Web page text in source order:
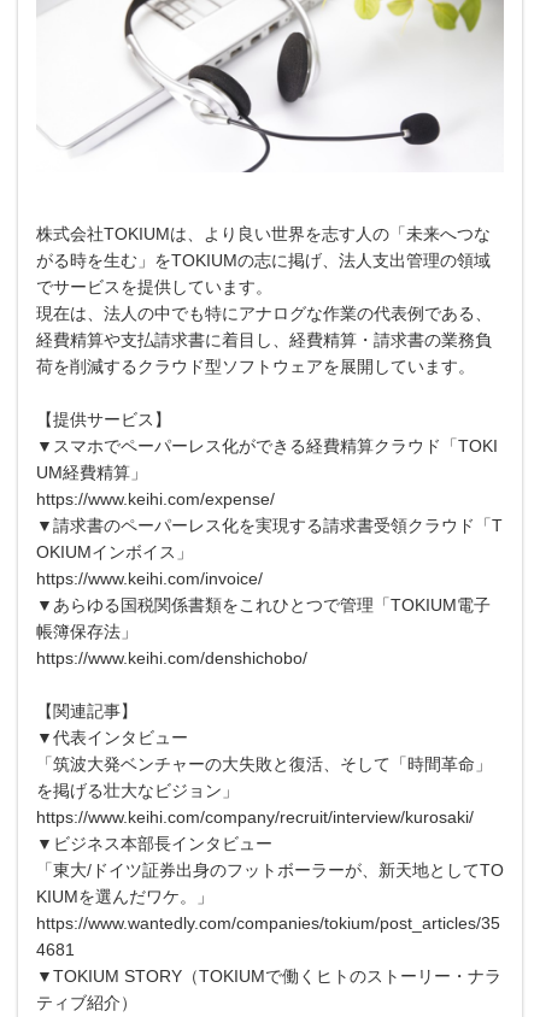
株式会社TOKIUMは、より良い世界を志す人の「未来へつな
がる時を生む」をTOKIUMの志に掲げ、法人支出管理の領域
でサービスを提供しています。
現在は、法人の中でも特にアナログな作業の代表例である、
経費精算や支払請求書に着目し、経費精算・請求書の業務負
荷を削減するクラウド型ソフトウェアを展開しています。
【提供サービス】
▼スマホでペーパーレス化ができる経費精算クラウド「TOKI
UM経費精算」
https://www.keihi.com/expense/
▼請求書のペーパーレス化を実現する請求書受領クラウド「T
OKIUMインボイス」
https://www.keihi.com/invoice/
▼あらゆる国税関係書類をこれひとつで管理「TOKIUM電子
帳簿保存法」
https://www.keihi.com/denshichobo/
【関連記事】
▼代表インタビュー
「筑波大発ベンチャーの大失敗と復活、そして「時間革命」
を掲げる壮大なビジョン」
https://www.keihi.com/company/recruit/interview/kurosaki/
▼ビジネス本部長インタビュー
「東大/ドイツ証券出身のフットボーラーが、新天地としてTO
KIUMを選んだワケ。」
https://www.wantedly.com/companies/tokium/post_articles/35
4681
▼TOKIUM STORY（TOKIUMで働くヒトのストーリー・ナラ
ティブ紹介）